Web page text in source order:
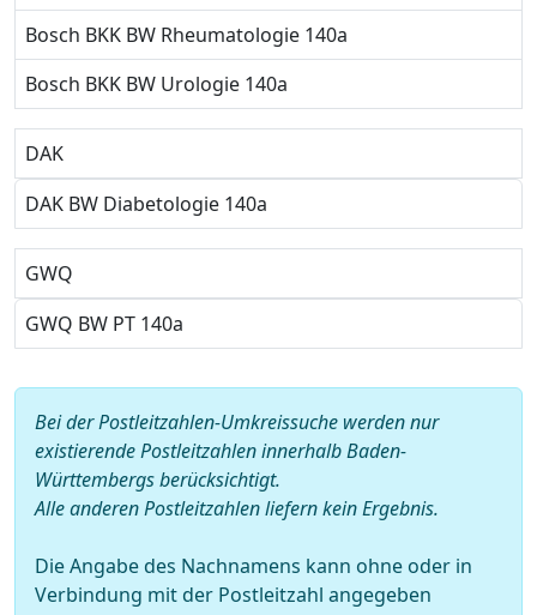
Bosch BKK BW Rheumatologie 140a
Bosch BKK BW Urologie 140a
DAK
DAK BW Diabetologie 140a
GWQ
GWQ BW PT 140a
Bei der Postleitzahlen-Umkreissuche werden nur
existierende Postleitzahlen innerhalb Baden-
Württembergs berücksichtigt.
Alle anderen Postleitzahlen liefern kein Ergebnis.
Die Angabe des Nachnamens kann ohne oder in
Verbindung mit der Postleitzahl angegeben